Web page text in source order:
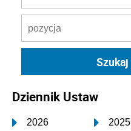
Dziennik Ustaw
2026 2025